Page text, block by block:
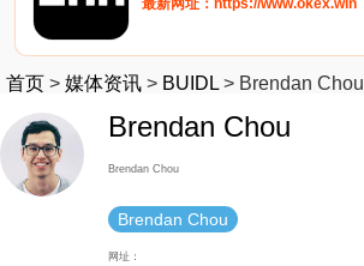
最新网址：https://www.okex.win
首页 > 媒体资讯 > BUIDL > Brendan Chou
Brendan Chou
Brendan Chou
Brendan Chou
网址：